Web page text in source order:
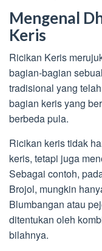
Mengenal
Keris
Ricikan Keris
bagian-bagian
tradisional yang
bagian keris yang
berbeda pula.
Ricikan keris tidak
keris, tetapi juga
Sebagai contoh,
Brojol, mungkin
Blumbangan atau
ditentukan oleh
bilahnya.